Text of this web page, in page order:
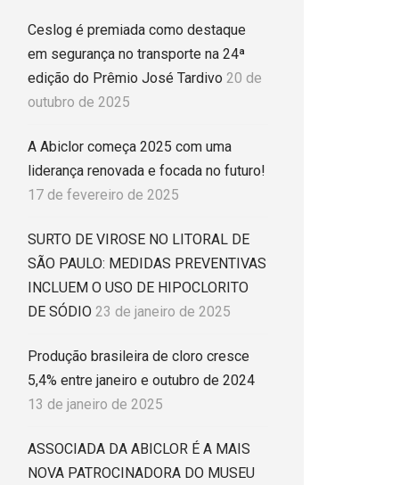
Ceslog é premiada como destaque
em segurança no transporte na 24ª
edição do Prêmio José Tardivo 20 de
outubro de 2025
A Abiclor começa 2025 com uma
liderança renovada e focada no futuro!
17 de fevereiro de 2025
SURTO DE VIROSE NO LITORAL DE
SÃO PAULO: MEDIDAS PREVENTIVAS
INCLUEM O USO DE HIPOCLORITO
DE SÓDIO 23 de janeiro de 2025
Produção brasileira de cloro cresce
5,4% entre janeiro e outubro de 2024
13 de janeiro de 2025
ASSOCIADA DA ABICLOR É A MAIS
NOVA PATROCINADORA DO MUSEU